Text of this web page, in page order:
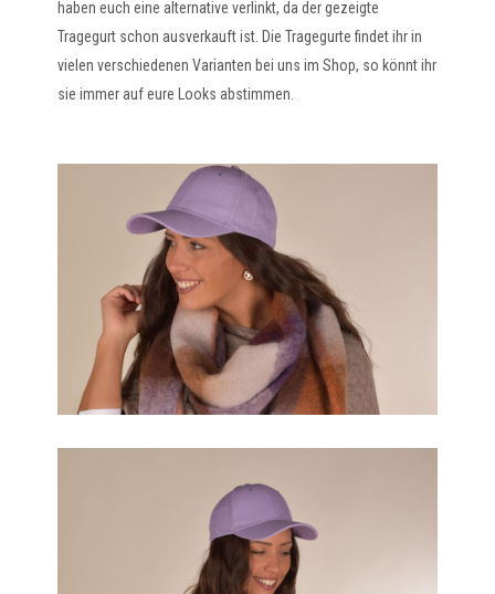
haben euch eine alternative verlinkt, da der gezeigte
Tragegurt schon ausverkauft ist. Die Tragegurte findet ihr in
vielen verschiedenen Varianten bei uns im Shop, so könnt ihr
sie immer auf eure Looks abstimmen.